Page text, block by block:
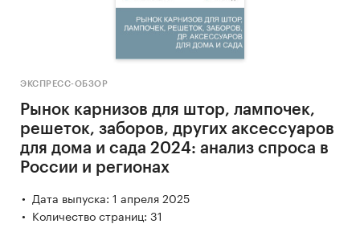
ЭКСПРЕСС-ОБЗОР
Рынок карнизов для штор, лампочек,
решеток, заборов, других аксессуаров
для дома и сада 2024: анализ спроса в
России и регионах
Дата выпуска: 1 апреля 2025
Количество страниц: 31